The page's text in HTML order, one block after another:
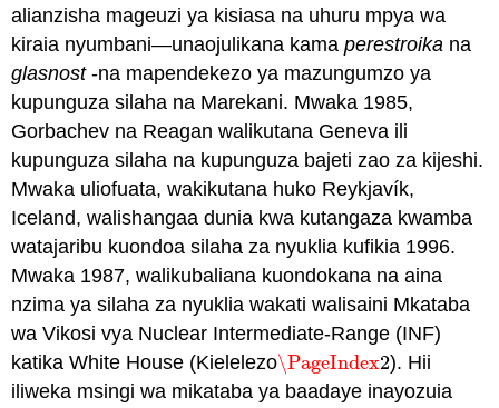
alianzisha mageuzi ya kisiasa na uhuru mpya wa
kiraia nyumbani—unaojulikana kamaperestroika na
glasnost-na mapendekezo ya mazungumzo ya
kupunguza silaha na Marekani. Mwaka 1985,
Gorbachev na Reagan walikutana Geneva ili
kupunguza silaha na kupunguza bajeti zao za kijeshi.
Mwaka uliofuata, wakikutana huko Reykjavík,
Iceland, walishangaa dunia kwa kutangaza kwamba
watajaribu kuondoa silaha za nyuklia kufikia 1996.
Mwaka 1987, walikubaliana kuondokana na aina
nzima ya silaha za nyuklia wakati walisaini Mkataba
wa Vikosi vya Nuclear Intermediate-Range (INF)
katika White House (Kielelezo\PageIndex2
\PageIndex2). Hii
iliweka msingi wa mikataba ya baadaye inayozuia